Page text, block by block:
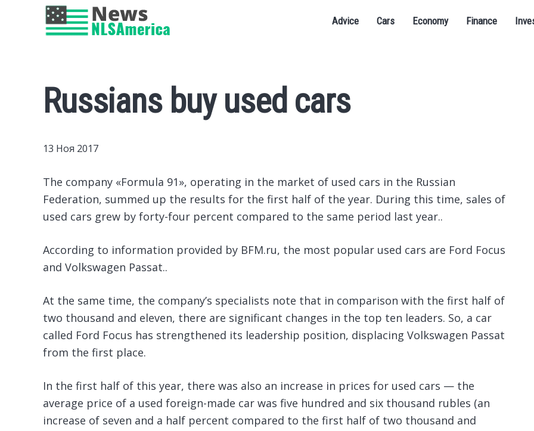
Advice Cars Economy Finance
Russians buy used cars
13 Ноя 2017
The company «Formula 91», operating in the market of used cars in the Russian
Federation, summed up the results for the first half of the year. During this time, sales of
used cars grew by forty-four percent compared to the same period last year..
According to information provided by BFM.ru, the most popular used cars are Ford Focus
and Volkswagen Passat..
At the same time, the company’s specialists note that in comparison with the first half of
two thousand and eleven, there are significant changes in the top ten leaders. So, a car
called Ford Focus has strengthened its leadership position, displacing Volkswagen Passat
from the first place.
In the first half of this year, there was also an increase in prices for used cars — the
average price of a used foreign-made car was five hundred and six thousand rubles (an
increase of seven and a half percent compared to the first half of two thousand and